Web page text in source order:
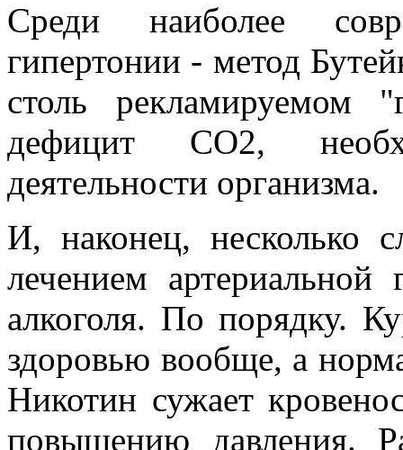
Среди наиболее
гипертонии - метод
столь рекламируемом
дефицит СО2,
деятельности организма.
И, наконец, несколько
лечением
алкоголя. По порядку.
здоровью вообще, а
Никотин сужает
повышению давления.